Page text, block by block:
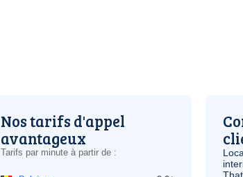
Nos tarifs d'appel
avantageux
Tarifs par minute à partir de :